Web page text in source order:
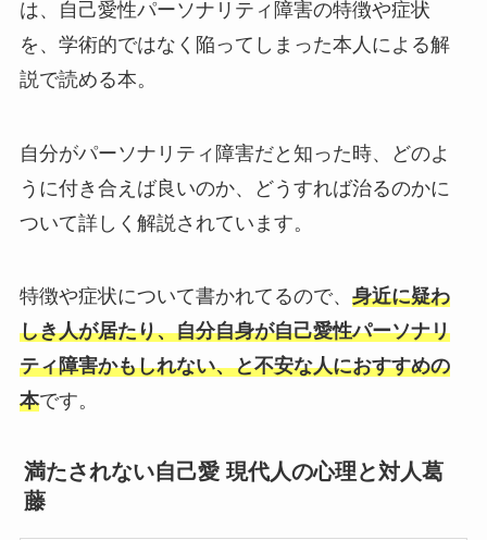
は、自己愛性パーソナリティ障害の特徴や症状
を、学術的ではなく陥ってしまった本人による解
説で読める本。
自分がパーソナリティ障害だと知った時、どのよ
うに付き合えば良いのか、どうすれば治るのかに
ついて詳しく解説されています。
特徴や症状について書かれてるので、 身近に疑わ
しき人が居たり、自分自身が自己愛性パーソナリ
ティ障害かもしれない、と不安な人におすすめの
本です。
満たされない自己愛 現代人の心理と対人葛
藤